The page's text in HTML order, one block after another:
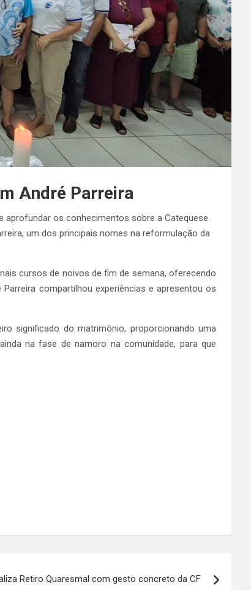
André Parreira
aprofundar os conhecimentos sobre a Catequese
um dos principais nomes na reformulação da
cursos de noivos de fim de semana, oferecendo
compartilhou experiências e apresentou os
significado do matrimônio, proporcionando uma
na fase de namoro na comunidade, para que
Retiro Quaresmal com gesto concreto da CF